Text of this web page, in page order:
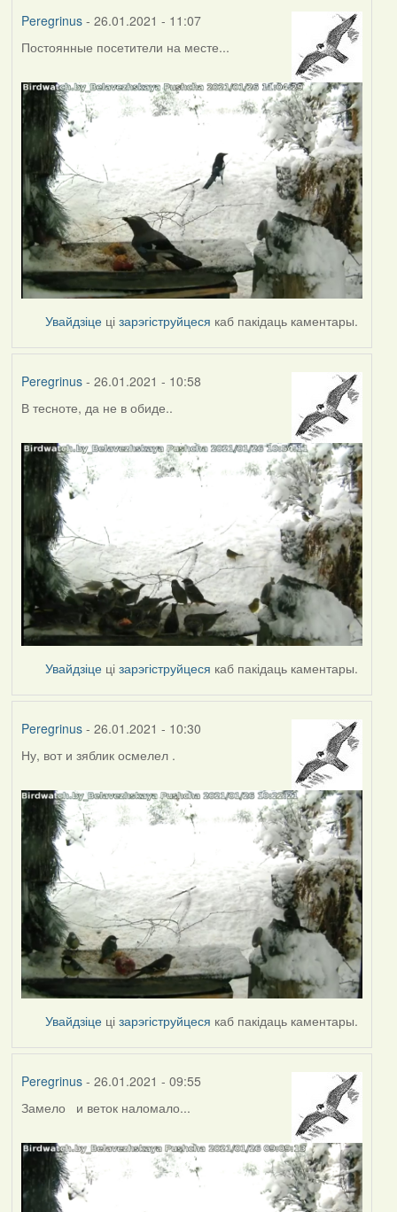
Peregrinus- 26.01.2021 - 11:07
Постоянные посетители на месте...
Увайдзіце цізарэгіструйцеся каб пакідаць каментары.
Peregrinus- 26.01.2021 - 10:58
В тесноте, да не в обиде..
Увайдзіце цізарэгіструйцеся каб пакідаць каментары.
Peregrinus- 26.01.2021 - 10:30
Ну, вот и зяблик осмелел .
Увайдзіце цізарэгіструйцеся каб пакідаць каментары.
Peregrinus- 26.01.2021 - 09:55
Замело и веток наломало...